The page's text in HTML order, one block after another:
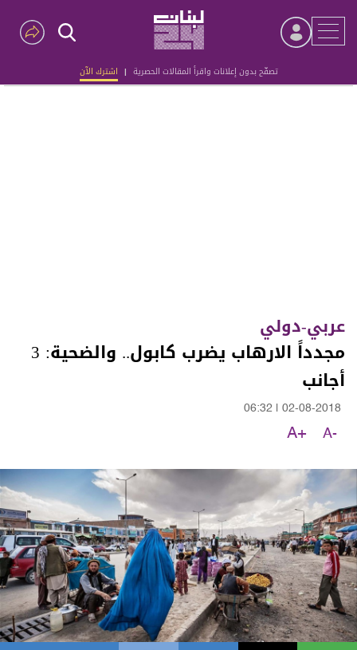
تصفّح بدون إعلانات واقرأ المقالات الحصرية | اشترك الآن
Advertisement
عربي-دولي
مجدداً الارهاب يضرب كابول.. والضحية: 3
أجانب
02-08-2018
06:32
A-
A+